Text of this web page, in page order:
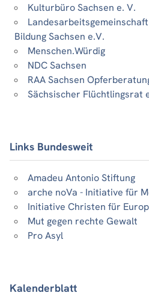
Kulturbüro Sachsen e. V.
Bildung Sachsen e.V.
Menschen.Würdig
NDC Sachsen
RAA Sachsen
Sächsischer Flüchtlingsrat
Links Bundesweit
Amadeu Antonio Stiftung
arche noVa - Initiative für
Initiative Christen für
Mut gegen rechte Gewalt
Pro Asyl
Kalenderblatt